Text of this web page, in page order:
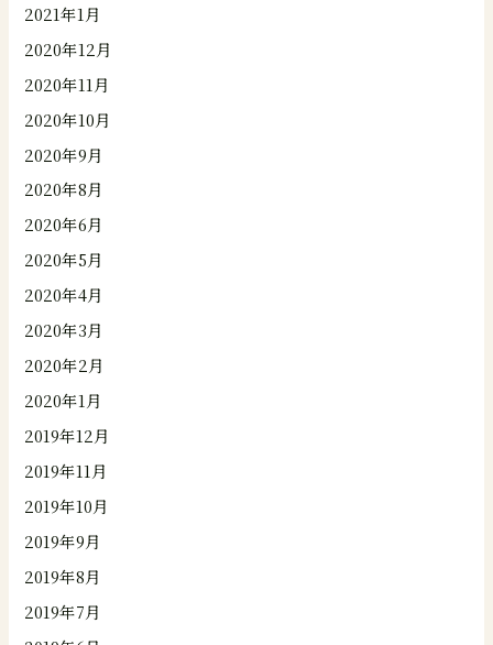
2021年1月
2020年12月
2020年11月
2020年10月
2020年9月
2020年8月
2020年6月
2020年5月
2020年4月
2020年3月
2020年2月
2020年1月
2019年12月
2019年11月
2019年10月
2019年9月
2019年8月
2019年7月